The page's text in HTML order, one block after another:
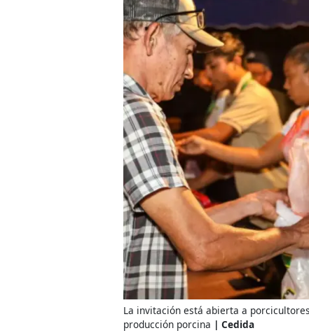
La invitación está abierta a
producción porcina
Cedida